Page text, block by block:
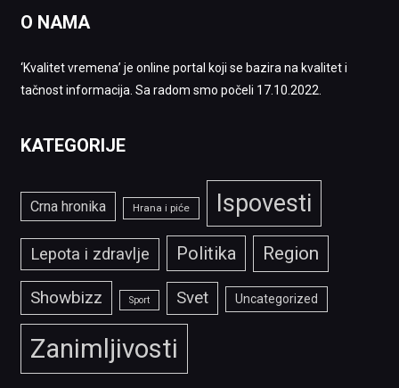
O NAMA
‘Kvalitet vremena’ je online portal koji se bazira na kvalitet i
tačnost informacija. Sa radom smo počeli 17.10.2022.
KATEGORIJE
Crna hronika Hrana i piće Ispovesti
Lepota i zdravlje Politika Region
Showbizz Sport Svet Uncategorized
Zanimljivosti